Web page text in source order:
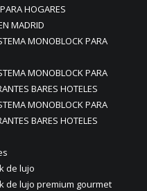
HOGARES
MADRID
MONOBLOCK PARA
MONOBLOCK PARA
BARES HOTELES
MONOBLOCK PARA
BARES HOTELES
de lujo
de lujo premium gourmet